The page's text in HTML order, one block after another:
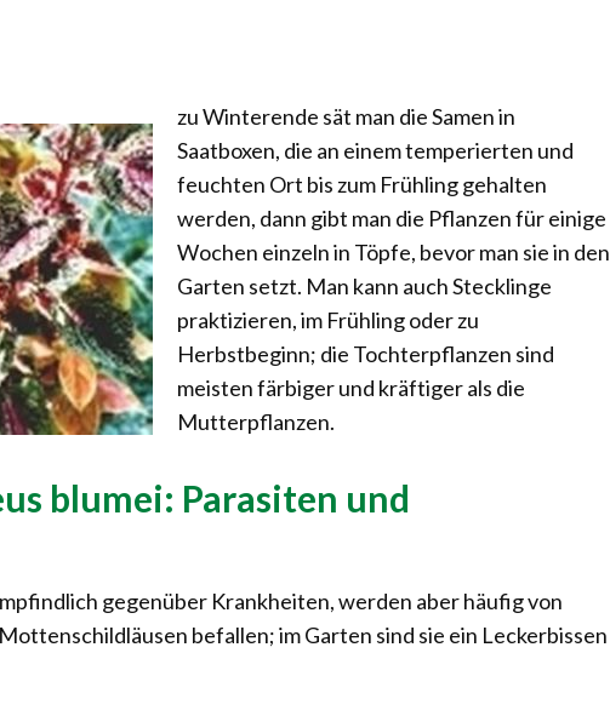
zu Winterende sät man die Samen in
Saatboxen, die an einem temperierten und
feuchten Ort bis zum Frühling gehalten
werden, dann gibt man die Pflanzen für einige
Wochen einzeln in Töpfe, bevor man sie in den
Garten setzt. Man kann auch Stecklinge
praktizieren, im Frühling oder zu
Herbstbeginn; die Tochterpflanzen sind
meisten färbiger und kräftiger als die
Mutterpflanzen.
blumei: Parasiten und
gegenüber Krankheiten, werden aber häufig von
befallen; im Garten sind sie ein Leckerbissen